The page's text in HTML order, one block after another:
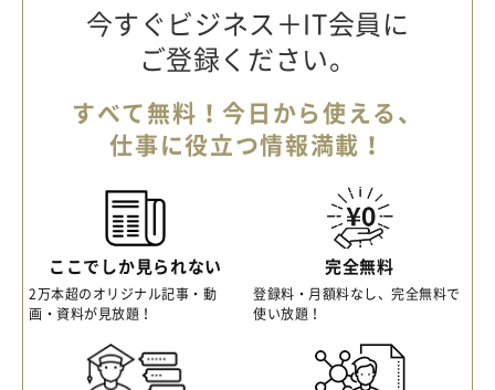
今すぐビジネス＋IT会員に
ご登録ください。
すべて無料！今日から使える、
仕事に役立つ情報満載！
ここでしか見られない
2万本超のオリジナル記事・動
画・資料が見放題！
完全無料
登録料・月額料なし、完全無料で
使い放題！